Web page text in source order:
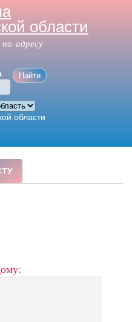
области
адресу
области